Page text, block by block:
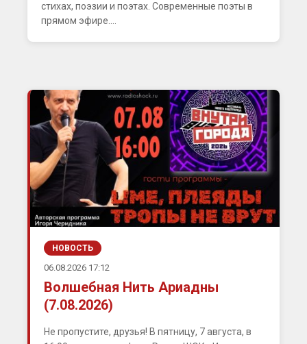
стихах, поэзии и поэтах. Современные поэты в
прямом эфире....
НОВОСТЬ
06.08.2026 17:12
Волшебная Нить Ариадны
(7.08.2026)
Не пропустите, друзья! В пятницу, 7 августа, в